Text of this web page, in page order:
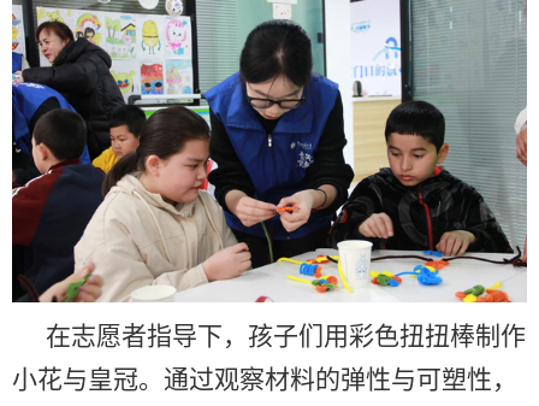
在志愿者指导下，孩子们用彩色扭扭棒制作
小花与皇冠。通过观察材料的弹性与可塑性，